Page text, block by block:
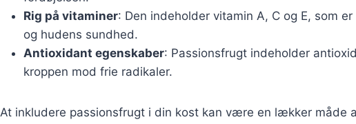
Rig på vitaminer: Den indeholder vitamin A, C og E, som
og hudens sundhed.
Antioxidant egenskaber: Passionsfrugt indeholder
kroppen mod frie radikaler.
At inkludere passionsfrugt i din kost kan være en lækker måde